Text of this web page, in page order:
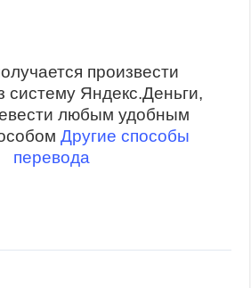
произвести
систему Яндекс.Деньги,
любым удобным
Другие способы
перевода